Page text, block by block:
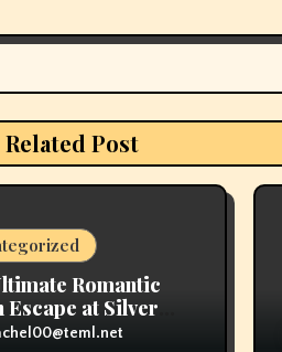
Related Post
Romantic
Escape at Silver
Beach Resort